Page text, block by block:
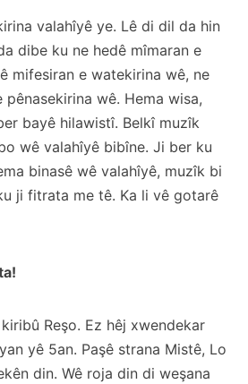
valahîyê ye. Lê di dil da hin
dibe ku ne hedê mîmaran e
mifesiran e watekirina wê, ne
wê. Hema wisa,
bayê hilawistî. Belkî muzîk
wê valahîyê bibîne. Ji ber ku
binasê wê valahîyê, muzîk bi
ji fitrata me tê. Ka li vê gotarê
Reşo. Ez hêj xwendekar
yê 5an. Paşê strana Mistê, Lo
din. Wê roja din di weşana